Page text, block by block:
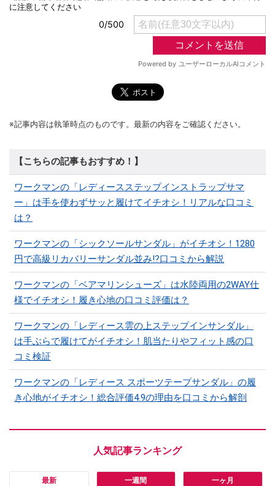
※記事内容は執筆時点のものです。最新の内容をご確認ください。
【こちらの記事もおすすめ！】
ワークマンの「レディースステップインストラップサマ
ー」は手を使わずサッと履けてイチオシ！リアルな口コミ
は？
ワークマンの「シックソールサンダル」がイチオシ！1280
円で高級リカバリーサンダル並み!?口コミから解説
ワークマンの「ベアマリンシューズ」は水陸両用の2WAY仕
様でイチオシ！履き心地の口コミ評価は？
ワークマンの「レディース雲の上ステップインサンダル」
は手ぶらで履けてがイチオシ！肌当たりやフィット感の口
コミ検証
ワークマンの「レディース スポーツテープサンダル」の履
き心地がイチオシ！総合評価4.9の理由を口コミから解剖
最新 一週間 一ヶ月